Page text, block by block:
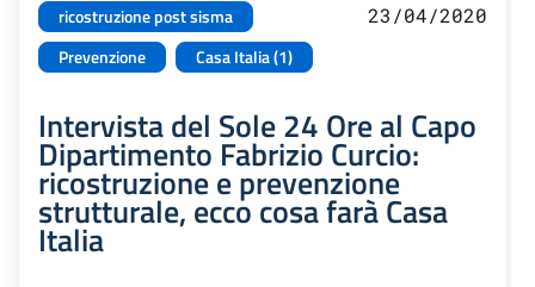
ricostruzione post sisma
Prevenzione
Casa Italia (1)
23/04/2020
Intervista del Sole 24 Ore al Capo
Dipartimento Fabrizio Curcio:
ricostruzione e prevenzione
strutturale, ecco cosa farà Casa
Italia